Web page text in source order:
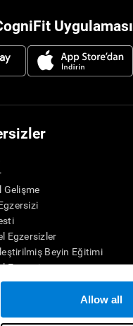
Allow all
Uygulaması
Gelişme
Egzersizler
Beyin Eğitimi
Egzersiz
Matematik Oyunları
Çocuklar